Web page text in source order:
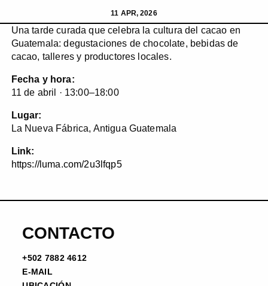
11 APR, 2026
Una tarde curada que celebra la cultura del cacao en
Guatemala: degustaciones de chocolate, bebidas de
cacao, talleres y productores locales.
Fecha y hora:
11 de abril · 13:00–18:00
Lugar:
La Nueva Fábrica, Antigua Guatemala
Link:
https://luma.com/2u3lfqp5
CONTACTO
+502 7882 4612
E-MAIL